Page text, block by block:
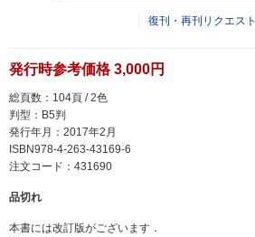
復刊・再刊リクエスト
発行時参考価格 3,000円
総頁数：104頁 / 2色
判型：B5判
発行年月：2017年2月
ISBN978-4-263-43169-6
注文コード：431690
品切れ
本書には改訂版がございます．